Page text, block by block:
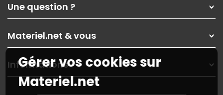
Nos services
Les magasins Materiel.net
Nos solutions pour les pros
Contactez-nous
Une question ?
Paiement, livraison
Garanties,Pack Zen
SAV, demander un retour
Informations
Guides d'achats et tutoriels
Materiel.net & vous
On répare votre PC portable
On rachète votre carte graphique
PC sur mesure : Votre RDV personnalisé
Notre démarche écologique
Informations
Plan du site
Gérer vos cookies sur
Materiel.net